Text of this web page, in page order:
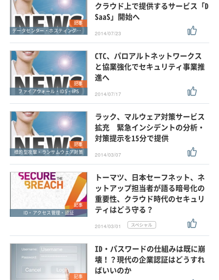
記事
データセンター・ホスティングサービス
クラウド上で提供するサービス「D
SaaS」開始へ
2014/07/23
記事
ファイアウォール・IDS・IPS
CTC、パロアルトネットワークス
と協業強化でセキュリティ事業推
進へ
2014/07/17
記事
標的型攻撃・ランサムウェア対策
ラック、マルウェア対策サービス
拡充 緊急インシデントの分析・
対策提示を15分で提供
2014/03/07
記事
ID・アクセス管理・認証
トーマツ、日本セーフネット、ネ
ットアップ担当者が語る暗号化の
重要性、クラウド時代のセキュリ
ティはどう守る？
2014/03/01
記事
ID・パスワードの仕組みは既に崩
壊！？現代の企業認証はどうすれ
ばいいのか